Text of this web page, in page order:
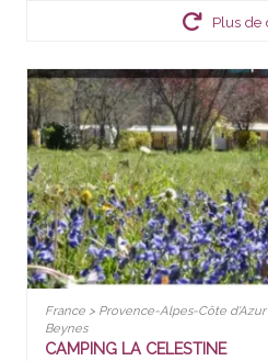
Plus de
France > Provence-Alpes-Côte
Beynes
CAMPING LA CELESTINE